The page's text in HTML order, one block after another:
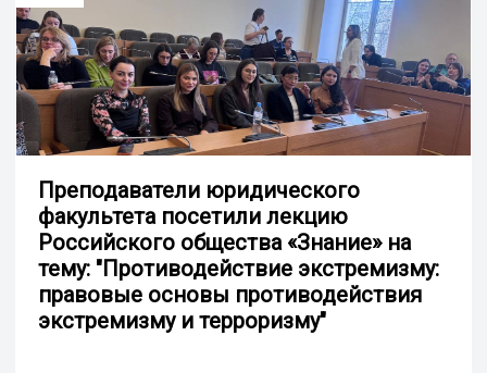
Преподаватели юридического
факультета посетили лекцию
Российского общества «Знание» на
тему: "Противодействие экстремизму:
правовые основы противодействия
экстремизму и терроризму"